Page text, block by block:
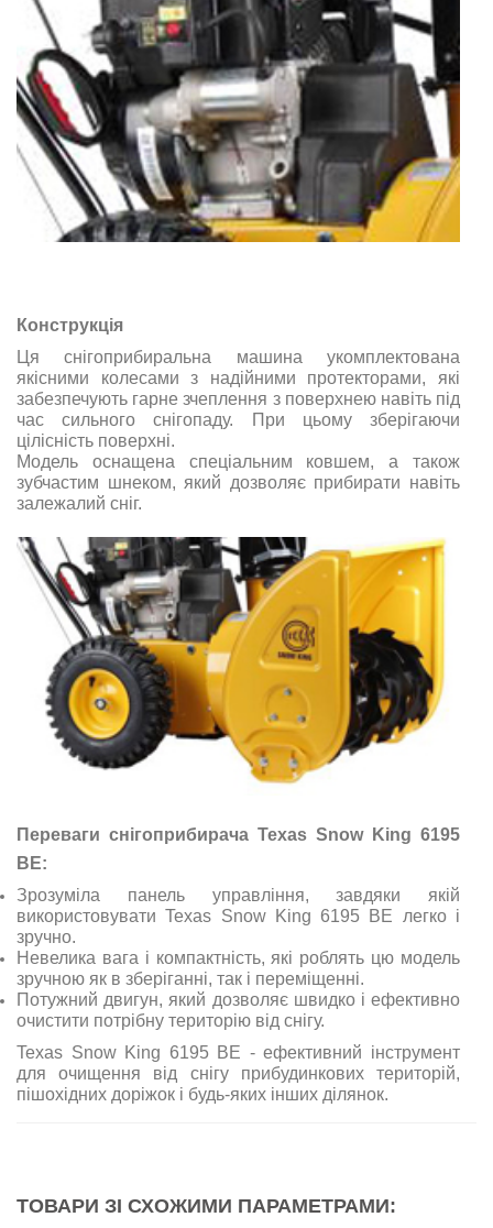
Конструкція
Ця снігоприбиральна машина укомплектована
якісними колесами з надійними протекторами, які
забезпечують гарне зчеплення з поверхнею навіть під
час сильного снігопаду. При цьому зберігаючи
цілісність поверхні.
Модель оснащена спеціальним ковшем, а також
зубчастим шнеком, який дозволяє прибирати навіть
залежалий сніг.
Переваги снігоприбирача Texas Snow King 6195
BE:
Зрозуміла панель управління, завдяки якій
використовувати Texas Snow King 6195 BE легко і
зручно.
Невелика вага і компактність, які роблять цю модель
зручною як в зберіганні, так і переміщенні.
Потужний двигун, який дозволяє швидко і ефективно
очистити потрібну територію від снігу.
Texas Snow King 6195 BE - ефективний інструмент
для очищення від снігу прибудинкових територій,
пішохідних доріжок і будь-яких інших ділянок.
ТОВАРИ ЗІ СХОЖИМИ ПАРАМЕТРАМИ: